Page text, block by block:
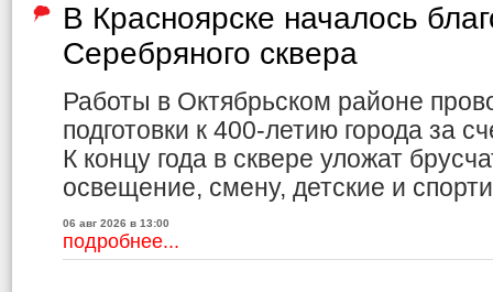
В Красноярске началось
Серебряного сквера
Работы в Октябрьском районе
подготовки к 400-летию города за
К концу года в сквере уложат
освещение, смену, детские и
06 авг 2026 в 13:00
подробнее...